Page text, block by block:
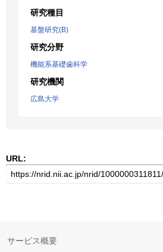
研究種目
基盤研究(B)
研究分野
機能系基礎歯科学
研究機関
広島大学
URL:
サービス概要